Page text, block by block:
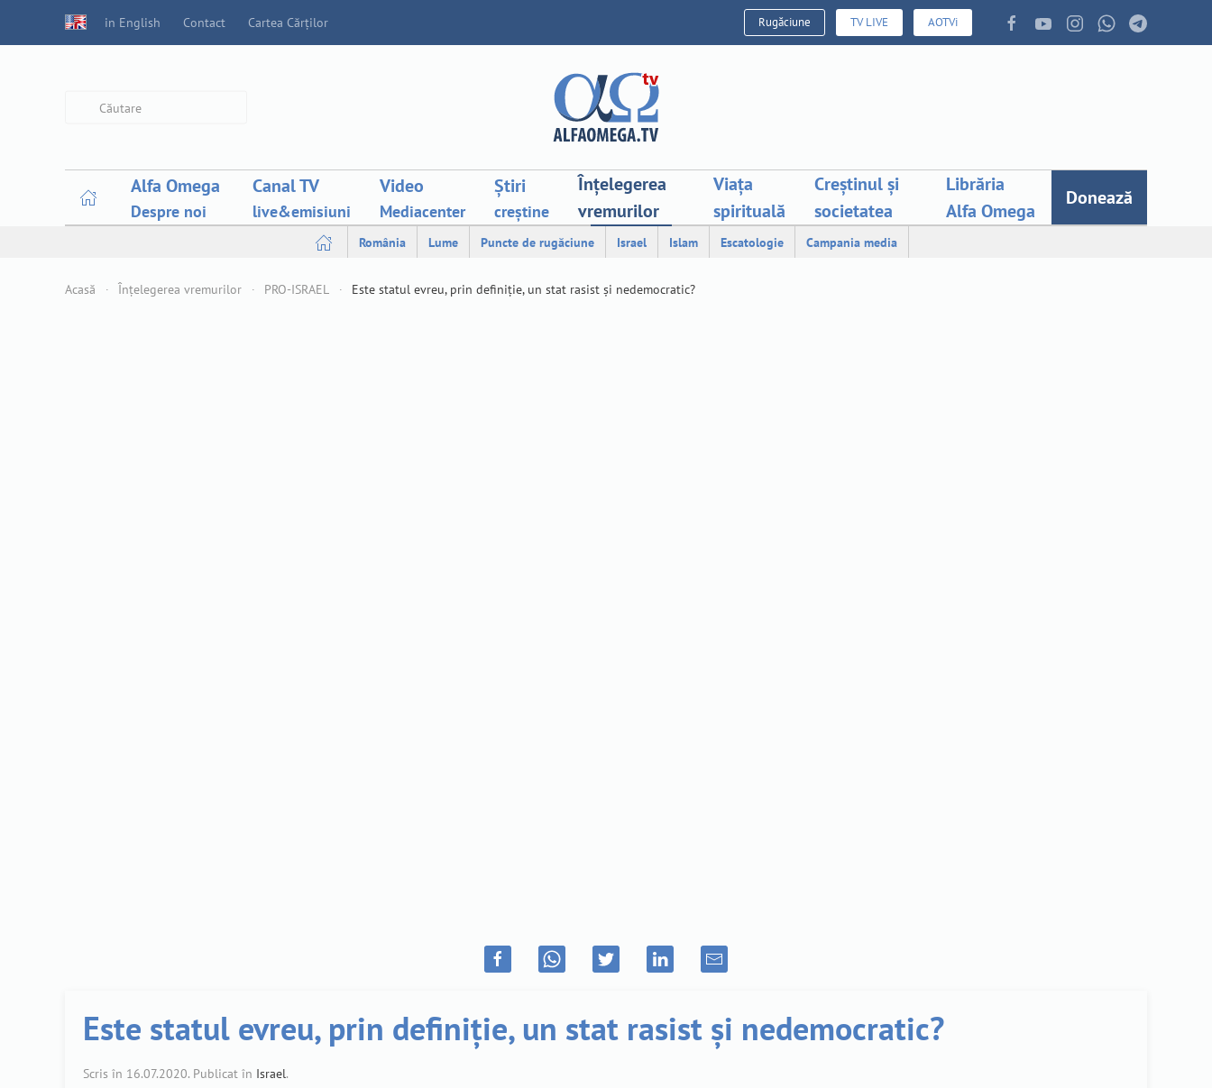
in English Contact Cartea Cărților Rugăciune TV LIVE AOTVi
Alfa Omega
Despre noi
Canal TV
live&emisiuni
Video
Mediacenter
Știri
creștine
Înțelegerea
vremurilor
Viața
spirituală
Creștinul și
societatea
Librăria
Alfa Omega
Donează
România Lume Puncte de rugăciune Israel Islam Escatologie Campania media
Acasă Înțelegerea vremurilor PRO-ISRAEL Este statul evreu, prin definiție, un stat rasist și nedemocratic?
Este statul evreu, prin definiție, un stat rasist și nedemocratic?
Scris în 16.07.2020. Publicat în Israel.